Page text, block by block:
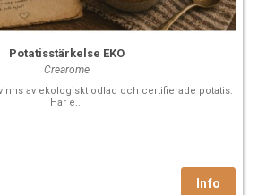
Potatisstärkelse EKO
Crearome
av ekologiskt odlad och certifierade potatis.
Har e...